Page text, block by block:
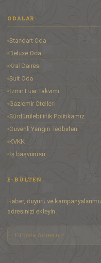
ODALAR
Standart Oda
Deluxe Oda
Kral Dairesi
Suit Oda
İzmir Fuar Takvimi
Gaziemir Otelleri
Sürdürülebilirlik Politikamız
Güvenli Yangın Tedbirleri
KVKK
İş başvurusu
E-BÜLTEN
Haber, duyuru ve
adresinizi ekleyin.